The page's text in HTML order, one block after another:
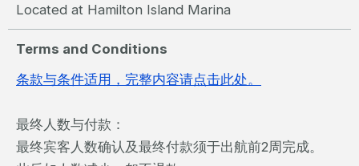
Located at Hamilton Island Marina
Terms and Conditions
条款与条件适用，完整内容请点击此处。
最终人数与付款：
最终宾客人数确认及最终付款须于出航前2周完成。